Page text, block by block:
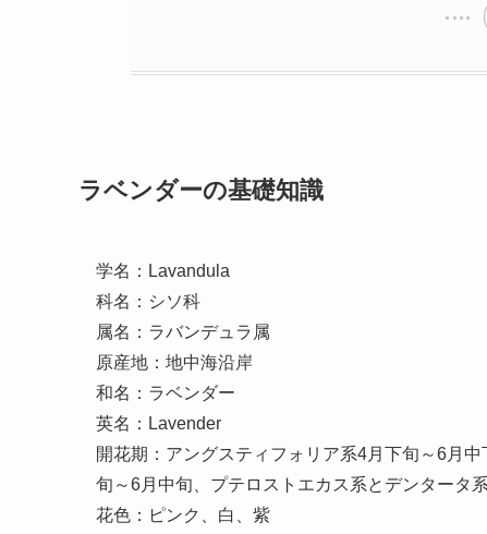
ラベンダーの基礎知識
学名：Lavandula
科名：シソ科
属名：ラバンデュラ属
原産地：地中海沿岸
和名：ラベンダー
英名：Lavender
開花期：アングスティフォリア系4月下旬～6月
旬～6月中旬、プテロストエカス系とデンタータ
花色：ピンク、白、紫